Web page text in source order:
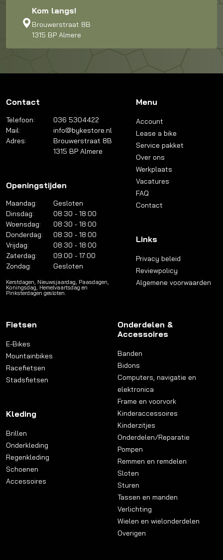
Kom langs!
Brouwerstraat 8B
1315 BP Almere
Contact
Telefoon:
036 5304422
Mail:
info@bykestore.nl
Adres:
Brouwerstraat 8B
1315 BP Almere
Openingstijden
Maandag:
Gesloten
Dinsdag:
08:30 - 18:00
Woensdag:
08:30 - 18:00
Donderdag:
08:30 - 18:00
Vrijdag:
08:30 - 18:00
Zaterdag:
09:00 - 17:00
Zondag:
Gesloten
Kerstdagen, Nieuwsjaardag, Paasdagen,
Koningsdag, Hemelvaartsdag en
Pinksterdagen gesloten.
Menu
Account
Lease a bike
Service pakket
Over ons
Werkplaats
Vacatures
FAQ
Contact
Links
Privacy beleid
Reviewpolicy
Algemene voorwaarden
Fietsen
E-Bikes
Mountainbikes
Racefietsen
Stadsfietsen
Kleding
Brillen
Onderkleding
Regenkleding
Schoenen
Accessoires
Onderdelen &
Accessoires
Banden
Bidons
Computers, navigatie en
elektronica
Frame en voorvork
Kinderaccessoires
Kinderzitjes
Onderdelen/Reparatie
Pompen
Remmen en remdelen
Sloten
Sturen
Tassen en manden
Verlichting
Wielen en wielonderdelen
Overigen